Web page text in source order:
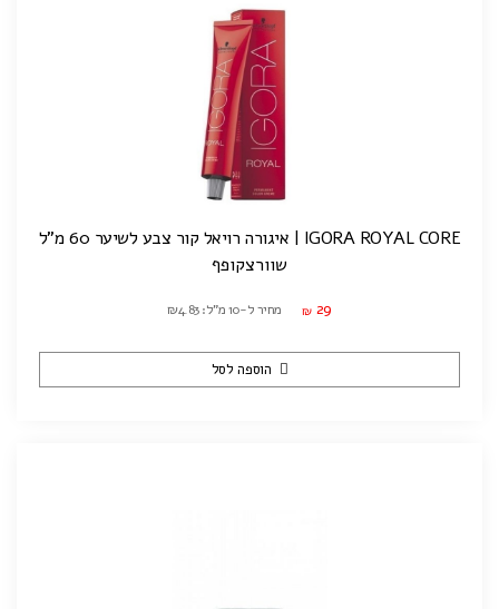
IGORA ROYAL CORE | איגורה רויאל קור צבע לשיער 60 מ"ל
שוורצקופף
₪ 29 מחיר ל-10 מ"ל: ₪4.83
הוספה לסל